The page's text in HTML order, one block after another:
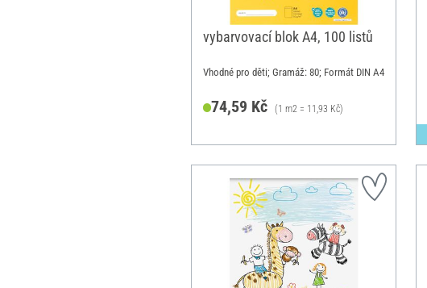
vybarvovací blok A4, 100 listů
Vhodné pro děti; Gramáž: 80; Formát DIN A4
74,59 Kč (1 m2 = 11,93 Kč)